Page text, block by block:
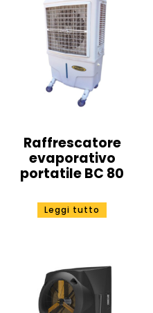
Raffrescatore
evaporativo
portatile BC 80
Leggi tutto